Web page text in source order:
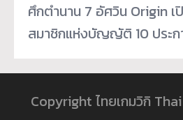
ศึกตำนาน 7 อัศวิน Origin เ
สมาชิกแห่งบัญญัติ 10 ประก
Copyright ไทยเกมวิกิ